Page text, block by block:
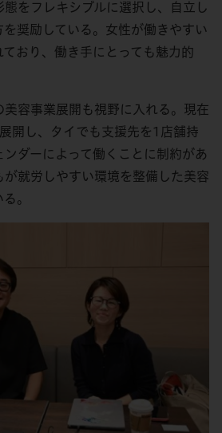
態をフレキシブルに選択し、自立し
奨励している。女性が働きやすい
おり、働き手にとっても魅力的
美容事業展開も視野に入れる。現在
開し、タイでも支援先を1店舗持
ダーによって働くことに制約があ
が就労しやすい環境を整備した美容
。